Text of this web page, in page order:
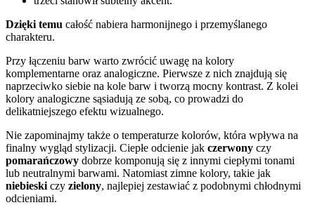
Dzięki temu całość nabiera harmonijnego i przemyślanego
charakteru.
Przy łączeniu barw warto zwrócić uwagę na kolory
komplementarne oraz analogiczne. Pierwsze z nich znajdują się
naprzeciwko siebie na kole barw i tworzą mocny kontrast. Z kolei
kolory analogiczne sąsiadują ze sobą, co prowadzi do
delikatniejszego efektu wizualnego.
Nie zapominajmy także o temperaturze kolorów, która wpływa na
finalny wygląd stylizacji. Ciepłe odcienie jak czerwony czy
pomarańczowy dobrze komponują się z innymi ciepłymi tonami
lub neutralnymi barwami. Natomiast zimne kolory, takie jak
niebieski czy zielony, najlepiej zestawiać z podobnymi chłodnymi
odcieniami.